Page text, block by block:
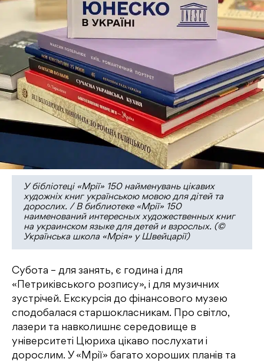
У бібліотеці «Мрії» 150 найменувань цікавих
художнiх книг українською мовою для дітей та
дорослих. / В библиотеке «Мрії» 150
наименований интересных художественных книг
на украинском языке для детей и взрослых. (©
Українська школа «Мрія» у Швейцарії)
Субота – для занять, є година і для
«Петриківського розпису», і для музичних
зустрічей. Екскурсія до фінансового музею
сподобалася старшокласникам. Про світло,
лазери та навколишнє середовище в
університеті Цюриха цікаво послухати і
дорослим. У «Мрії» багато хороших планів та